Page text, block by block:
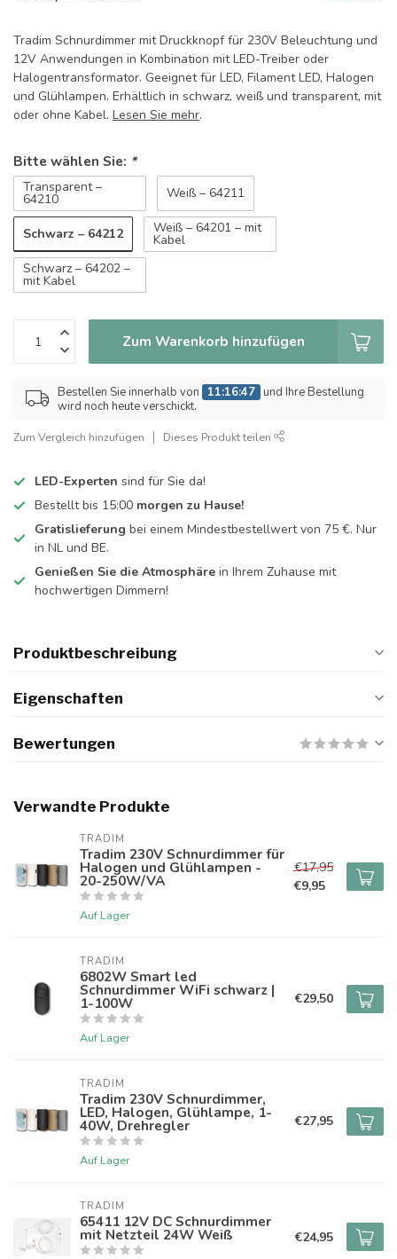
Tradim Schnurdimmer mit Druckknopf für 230V Beleuchtung und
12V Anwendungen in Kombination mit LED-Treiber oder
Halogentransformator. Geeignet für LED, Filament LED, Halogen
und Glühlampen. Erhältlich in schwarz, weiß und transparent, mit
oder ohne Kabel. Lesen Sie mehr.
Bitte wählen Sie: *
Transparent –
64210 Weiß – 64211
Schwarz – 64212 Weiß – 64201 – mit
Kabel
Schwarz – 64202 –
mit Kabel
Zum Warenkorb hinzufügen
Bestellen Sie innerhalb von 11:16:46 und Ihre Bestellung
wird noch heute verschickt.
Zum Vergleich hinzufügen Dieses Produkt teilen
LED-Experten sind für Sie da!
Bestellt bis 15:00 morgen zu Hause!
Gratislieferung bei einem Mindestbestellwert von 75 €. Nur
in NL und BE.
Genießen Sie die Atmosphäre in Ihrem Zuhause mit
hochwertigen Dimmern!
Produktbeschreibung
Eigenschaften
Bewertungen
Verwandte Produkte
TRADIM
Tradim 230V Schnurdimmer für
Halogen und Glühlampen -
20-250W/VA
Auf Lager
€17,95
€9,95
TRADIM
6802W Smart led
Schnurdimmer WiFi schwarz |
1-100W
Auf Lager
€29,50
TRADIM
Tradim 230V Schnurdimmer,
LED, Halogen, Glühlampe, 1-
40W, Drehregler
Auf Lager
€27,95
TRADIM
65411 12V DC Schnurdimmer
mit Netzteil 24W Weiß €24,95